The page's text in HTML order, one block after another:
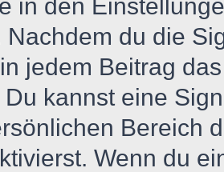
in den
Nachdem du die
jedem Beitrag
kannst eine
Bereich
Wenn du